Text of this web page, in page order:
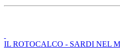
IL ROTOCALCO - SARDI NEL